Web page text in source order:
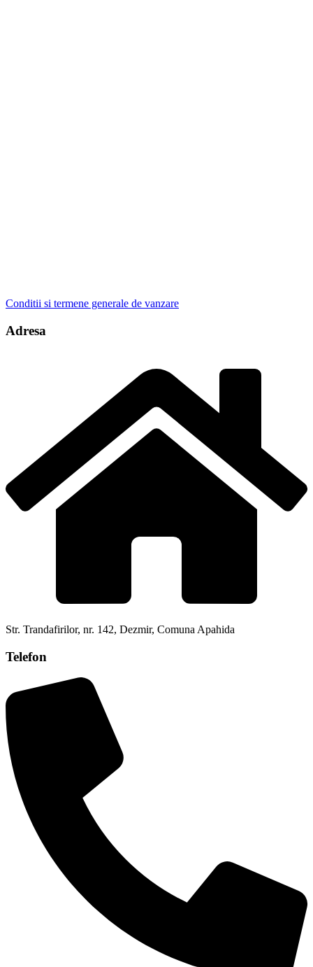
Conditii si termene generale de vanzare
Adresa
Str. Trandafirilor, nr. 142, Dezmir, Comuna Apahida
Telefon